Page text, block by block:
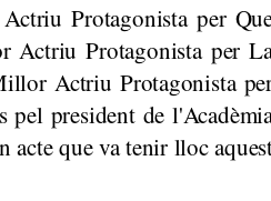
Protagonista per
Actriu Protagonista per
Actriu Protagonista
pel president de
acte que va tenir lloc